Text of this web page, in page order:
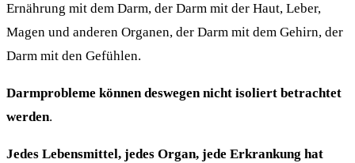
Ernährung mit dem Darm, der Darm mit der Haut, Leber,
Magen und anderen Organen, der Darm mit dem Gehirn, der
Darm mit den Gefühlen.
Darmprobleme können deswegen nicht isoliert betrachtet
werden.
Jedes Lebensmittel, jedes Organ, jede Erkrankung hat